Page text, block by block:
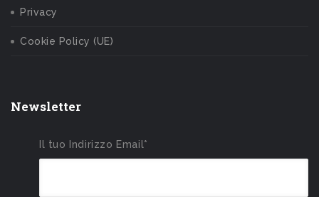
Privacy
Cookie Policy (UE)
Newsletter
Il tuo Indirizzo Email*